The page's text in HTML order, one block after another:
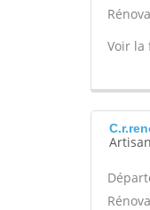
Voir la
Artisan